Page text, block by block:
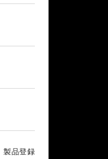
製品登録